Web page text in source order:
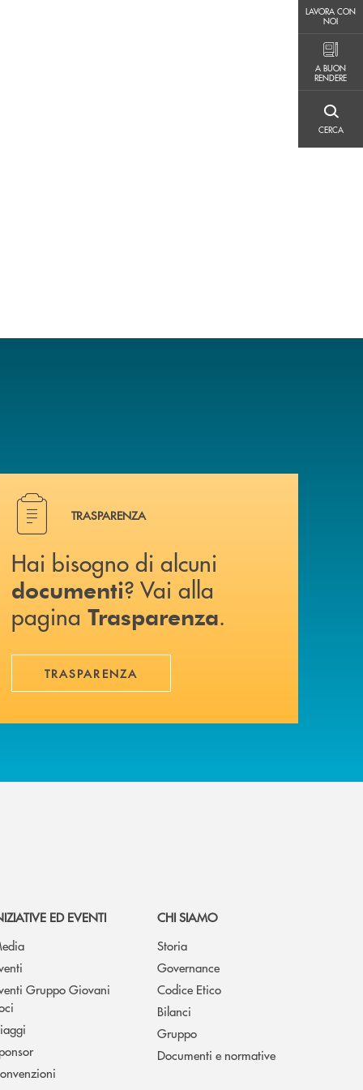
LAVORA CON
NOI
A BUON
RENDERE
CERCA
Contattaci .
Hai bisogno di alcuni documenti ? Vai alla pagina
TRASPARENZA
Hai bisogno di alcuni
documenti? Vai alla
pagina Trasparenza.
TRASPARENZA
ED EVENTI
Gruppo Giovani
CHI SIAMO
Storia
Governance
Codice Etico
Bilanci
Gruppo
Documenti e normative